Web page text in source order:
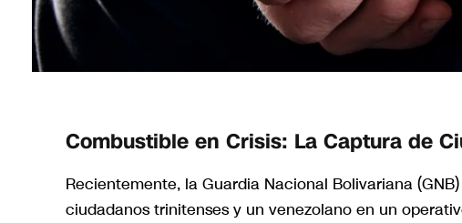
Combustible en Crisis: La Captura de
Recientemente, la Guardia Nacional Bolivariana
ciudadanos trinitenses y un venezolano en un